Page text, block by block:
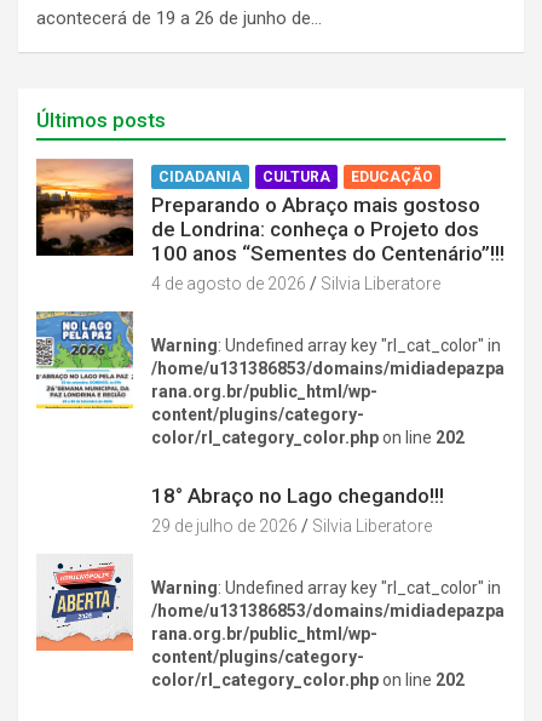
acontecerá de 19 a 26 de junho de…
Últimos posts
CIDADANIA CULTURA EDUCAÇÃO
Preparando o Abraço mais gostoso
de Londrina: conheça o Projeto dos
100 anos “Sementes do Centenário”!!!
4 de agosto de 2026 Silvia Liberatore
Warning: Undefined array key "rl_cat_color" in
/home/u131386853/domains/midiadepazpa
rana.org.br/public_html/wp-
content/plugins/category-
color/rl_category_color.phpon line 202
18° Abraço no Lago chegando!!!
29 de julho de 2026 Silvia Liberatore
Warning: Undefined array key "rl_cat_color" in
/home/u131386853/domains/midiadepazpa
rana.org.br/public_html/wp-
content/plugins/category-
color/rl_category_color.phpon line 202